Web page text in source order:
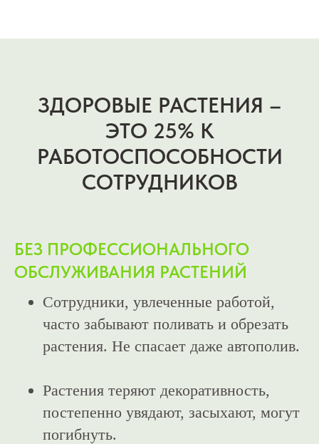
ЗДОРОВЫЕ РАСТЕНИЯ –
ЭТО 25% К
РАБОТОСПОСОБНОСТИ
СОТРУДНИКОВ
БЕЗ ПРОФЕССИОНАЛЬНОГО
ОБСЛУЖИВАНИЯ РАСТЕНИЙ
Сотрудники, увлеченные работой,
часто забывают поливать и обрезать
растения. Не спасает даже автополив.
Растения теряют декоративность,
постепенно увядают, засыхают, могут
погибнуть.